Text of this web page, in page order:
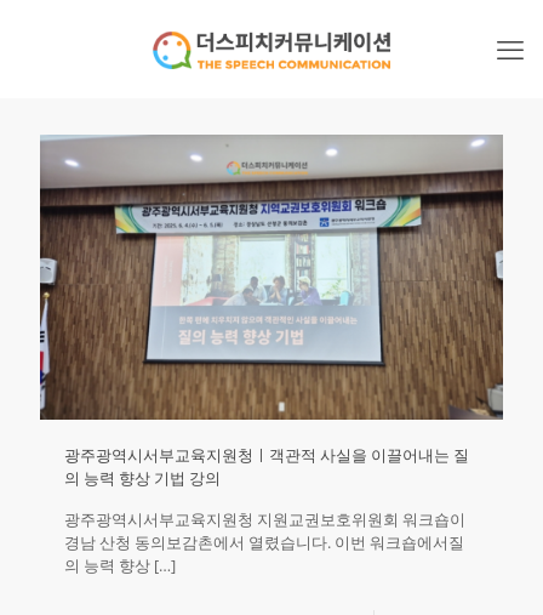
광주광역시서부교육지원청ㅣ객관적 사실을 이끌어내는 질
의 능력 향상 기법 강의
광주광역시서부교육지원청 지원교권보호위원회 워크숍이
경남 산청 동의보감촌에서 열렸습니다. 이번 워크숍에서질
의 능력 향상 […]